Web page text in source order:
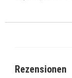
Rezensionen